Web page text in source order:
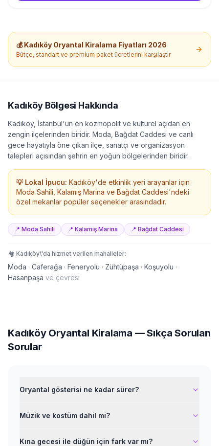
💰Kadıköy Oryantal Kiralama Fiyatları 2026
Bütçe, standart ve premium paket ücretlerini karşılaştır
KadıköyBölgesi Hakkında
Kadıköy, İstanbul'un en kozmopolit ve kültürel açıdan en
zengin ilçelerinden biridir. Moda, Bağdat Caddesi ve canlı
gece hayatıyla öne çıkan ilçe, sanatçı ve organizasyon
talepleri açısından şehrin en yoğun bölgelerinden biridir.
💡 Lokal İpucu: Kadıköy'de etkinlik yeri arayanlar için
Moda Sahili, Kalamış Marina ve Bağdat Caddesi'ndeki
özel mekanlar popüler seçenekler arasındadır.
📍 Moda Sahili 📍 Kalamış Marina 📍 Bağdat Caddesi
🏘️ Kadıköy\'da hizmet verilen mahalleler:
Moda · Caferağa · Feneryolu · Zühtüpaşa · Koşuyolu ·
Hasanpaşa ve çevresi
Kadıköy Oryantal Kiralama — Sıkça Sorulan
Sorular
Oryantal gösterisi ne kadar sürer?
Müzik ve kostüm dahil mi?
Kına gecesi ile düğün için fark var mı?